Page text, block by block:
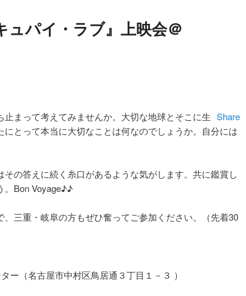
ュパイ・ラブ』上映会＠
Share
まって考えてみませんか。大切な地球とそこに生
とって本当に大切なことは何なのでしょうか。自分には
の答えに続く糸口があるような気がします。共に鑑賞し
。Bon Voyage♪♪
三重・岐阜の方もぜひ奮ってご参加ください。（先着30
ー（名古屋市中村区鳥居通３丁目１－３ ）